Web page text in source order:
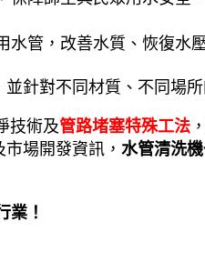
水管，改善水質、恢復水
針對不同材質、不同場
技術及管路堵塞特殊工法
場開發資訊， 水管清洗
業！